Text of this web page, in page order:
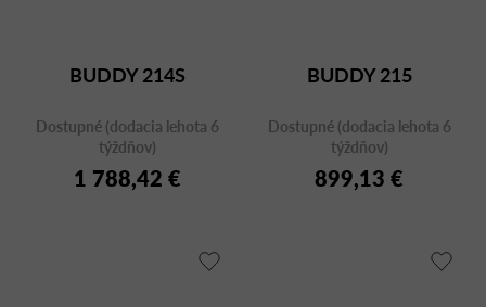
BUDDY 214S
Dostupné (dodacia lehota 6
týždňov)
1 788,42 €
BUDDY 215
Dostupné (dodacia lehota 6
týždňov)
899,13 €